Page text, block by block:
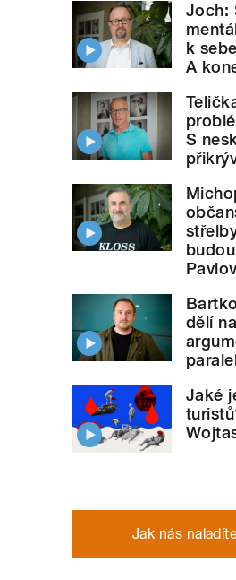
Joch:
k
A
S
dělí
Jaké
Jak nás